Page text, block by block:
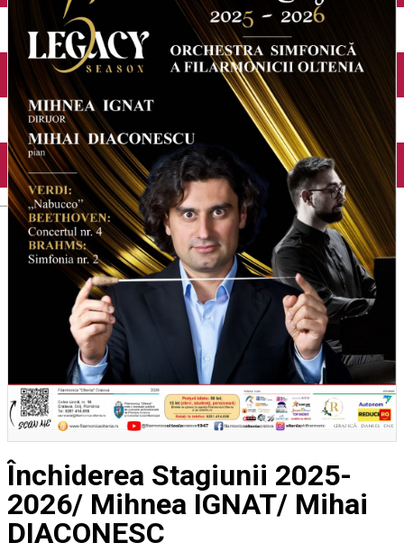
English
Închirieri biciclete
Taxi
Încărcare vehicule electrice
Închiderea Stagiunii 2025-
2026/ Mihnea IGNAT/ Mihai
DIACONESC